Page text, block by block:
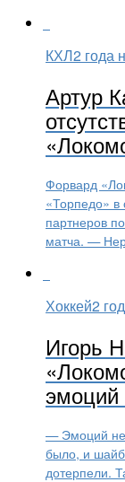
КХЛ2 года
Артур
Форвард
«Торпедо» в
партнеров
матча. —
Хоккей2
Игорь
эмоций
— Эмоций не
было, и
дотерпели.